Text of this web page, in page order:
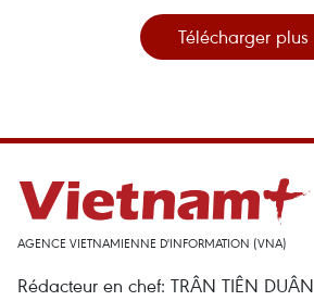
Télécharger plus
AGENCE VIETNAMIENNE D'INFORMATION (VNA)
Rédacteur en chef: TRÂN TIÊN DUÂN